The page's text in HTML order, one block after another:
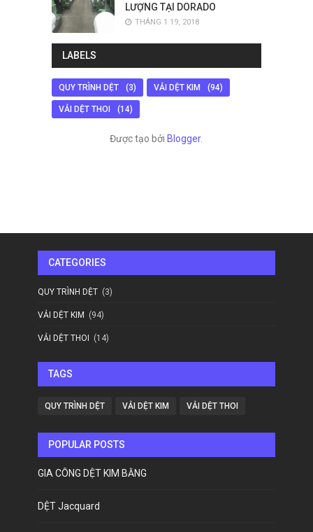
LƯỢNG TẠI DORADO
THÁNG 1 19, 2018
LABELS
QUY TRÌNH DỆT (3) VẢI DỆT KIM (94)
VẢI DỆT THOI (14)
Được tạo bởiBlogger.
CATEGORIES
QUY TRÌNH DỆT (3)
VẢI DỆT KIM (94)
VẢI DỆT THOI (14)
TAGS
QUY TRÌNH DỆT VẢI DỆT KIM VẢI DỆT THOI
POPULAR POSTS
GIA CÔNG DỆT KIM BẰNG
DỆT Jacquard